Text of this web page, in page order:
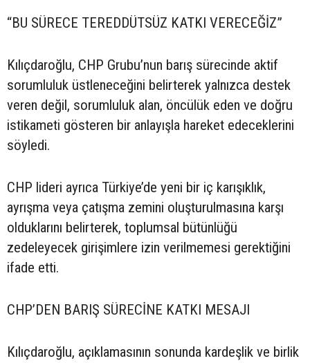
“BU SÜRECE TEREDDÜTSÜZ KATKI VERECEĞİZ”
Kılıçdaroğlu, CHP Grubu’nun barış sürecinde aktif
sorumluluk üstleneceğini belirterek yalnızca destek
veren değil, sorumluluk alan, öncülük eden ve doğru
istikameti gösteren bir anlayışla hareket edeceklerini
söyledi.
CHP lideri ayrıca Türkiye’de yeni bir iç karışıklık,
ayrışma veya çatışma zemini oluşturulmasına karşı
olduklarını belirterek, toplumsal bütünlüğü
zedeleyecek girişimlere izin verilmemesi gerektiğini
ifade etti.
CHP’DEN BARIŞ SÜRECİNE KATKI MESAJI
Kılıçdaroğlu, açıklamasının sonunda kardeşlik ve birlik